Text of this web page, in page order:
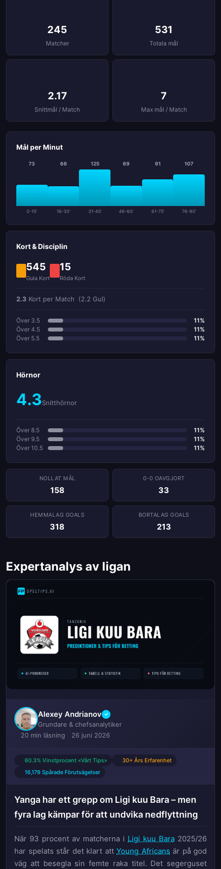
245
Matcher
531
Totala mål
2.17
Snittmål / Match
7
Max mål / Match
Mål per Minut
73
0-15'
66
16-30'
125
31-45'
69
46-60'
91
61-75'
107
76-90'
Kort & Disciplin
545
Gula Kort
15
Röda Kort
2.3 Kort per Match (2.2 Gul)
Över 3.5
11%
Över 4.5
11%
Över 5.5
11%
Hörnor
4.3Snitthörnor
Över 8.5
11%
Över 9.5
11%
Över 10.5
11%
NOLLAT ​​MÅL
158
0-0 OAVGJORT
33
HEMMALAG GOALS
318
BORTALAG GOALS
213
Expertanalys av ligan
Alexey Andrianov ✓
Grundare & chefsanalytiker
20 min läsning
26 juni 2026
60.3% Vinstprocent «Vårt Tips»
30+ Års Erfarenhet
16,179 Spårade Förutsägelser
Yanga har ett grepp om Ligi kuu Bara – men
fyra lag kämpar för att undvika nedflyttning
När 93 procent av matcherna i Ligi kuu Bara 2025/26
har spelats står det klart att Young Africans är på god
väg att besegla sin femte raka titel. Det segerguset